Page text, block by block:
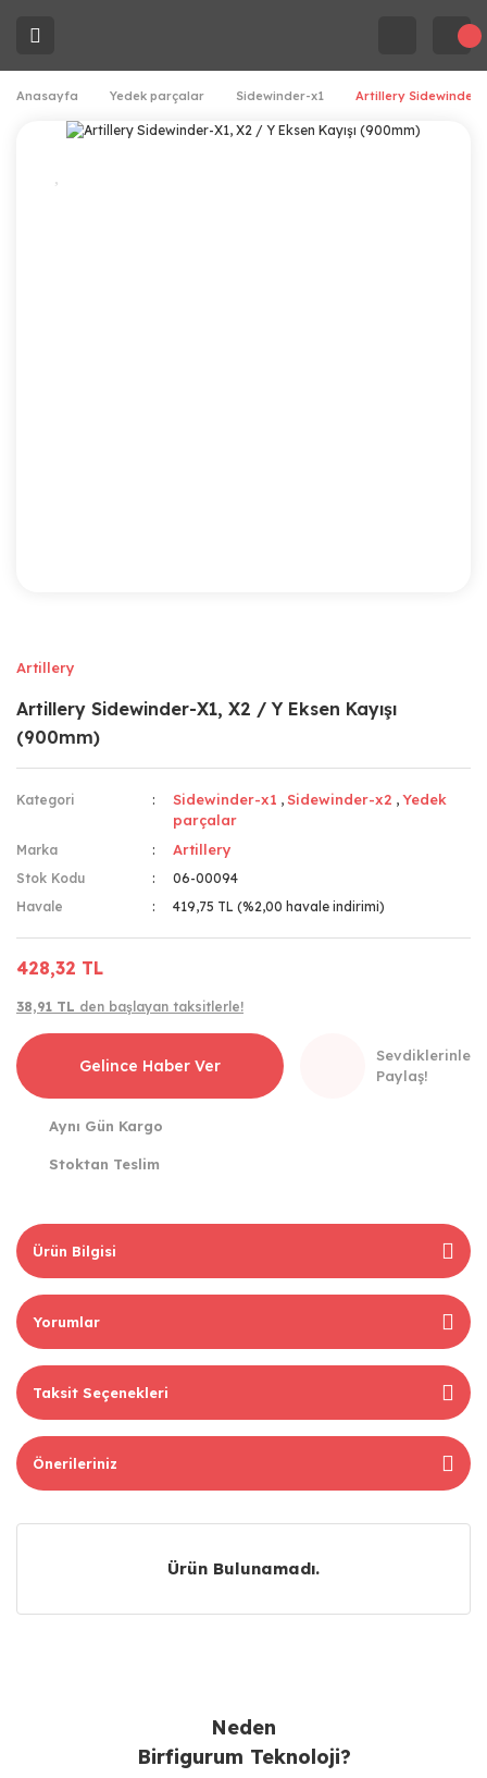
Anasayfa Yedek parçalar Sidewinder-x1 Artillery Sidewinder-
Artillery
Artillery Sidewinder-X1, X2 / Y Eksen Kayışı
(900mm)
Kategori Sidewinder-x1 ,Sidewinder-x2 ,Yedek
parçalar
Marka Artillery
Stok Kodu
06-00094
Havale
419,75 TL (%2,00 havale indirimi)
428,32 TL
38,91 TL den başlayan taksitlerle!
Gelince Haber Ver
Sevdiklerinle
Paylaş!
Aynı Gün Kargo
Stoktan Teslim
Ürün Bilgisi
Yorumlar
Taksit Seçenekleri
Önerileriniz
Ürün Bulunamadı.
Neden
Birfigurum Teknoloji?